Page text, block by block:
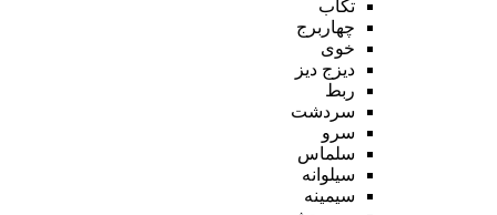
تکاب
چهاربرج
خوی
دیزج دیز
ربط
سردشت
سرو
سلماس
سیلوانه
سیمینه